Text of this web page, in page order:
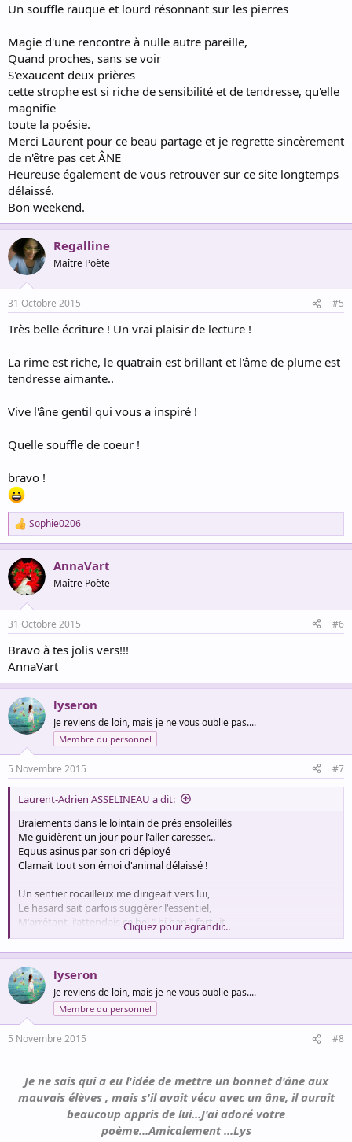
Un souffle rauque et lourd résonnant sur les pierres
Magie d'une rencontre à nulle autre pareille,
Quand proches, sans se voir
S'exaucent deux prières
cette strophe est si riche de sensibilité et de tendresse, qu'elle
magnifie
toute la poésie.
Merci Laurent pour ce beau partage et je regrette sincèrement
de n'être pas cet ÂNE
Heureuse également de vous retrouver sur ce site longtemps
délaissé.
Bon weekend.
Regalline
Maître Poète
31 Octobre 2015 #5
Très belle écriture ! Un vrai plaisir de lecture !
La rime est riche, le quatrain est brillant et l'âme de plume est
tendresse aimante..
Vive l'âne gentil qui vous a inspiré !
Quelle souffle de coeur !
bravo !
R
e
a
c
t
i
s
Sophie0206
AnnaVart
Maître Poète
31 Octobre 2015 #6
Bravo à tes jolis vers!!!
AnnaVart
lyseron
Je reviens de loin, mais je ne vous oublie pas....
Membre du personnel
5 Novembre 2015 #7
Laurent-Adrien ASSELINEAU a dit:
Braiements dans le lointain de prés ensoleillés
Me guidèrent un jour pour l'aller caresser...
Equus asinus par son cri déployé
Clamait tout son émoi d'animal délaissé !
Un sentier rocailleux me dirigeait vers lui,
Le hasard sait parfois suggérer l'essentiel,
M'arrêtant, j'attendais ce bel " hi han " fortuit
Comme " étoile au berger " qui contemple le ciel...
Chants d'oiseaux dans le vent aquarellent le temps
Quand l'appel reconnu se fait par trop attendre...
Soudain c'est à l'envol d'un corbeau croassant
Que " l'artiste " esquissa cette carte du tendre :
A la cime d'un mur, deux petits bouts d'oreilles,
Un souffle rauque et lourd résonnait sur les pierres.
Quand proches, sans se voir, s'exaucent deux prières !
J'ouvrais plus haut l'enclos pour m'approcher enfin,
Il était déjà là, riant à pleines dents.
Son " bonjour " valait bien qu'il eût mille câlins
Cliquez pour agrandir...
lyseron
Je reviens de loin, mais je ne vous oublie pas....
Membre du personnel
5 Novembre 2015 #8
Je ne sais qui a eu l'idée de mettre un bonnet d'âne aux
mauvais élèves , mais s'il avait vécu avec un âne, il aurait
beaucoup appris de lui...J'ai adoré votre
poème...Amicalement ...Lys